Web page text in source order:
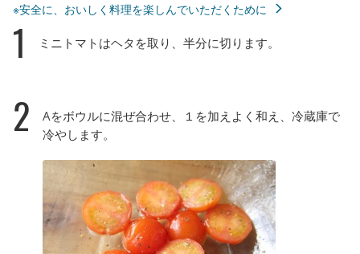
※安全に、おいしく料理を楽しんでいただくために
1 ミニトマトはヘタを取り、半分に切ります。
2
Aをボウルに混ぜ合わせ、１を加えよく和え、冷蔵庫で
冷やします。